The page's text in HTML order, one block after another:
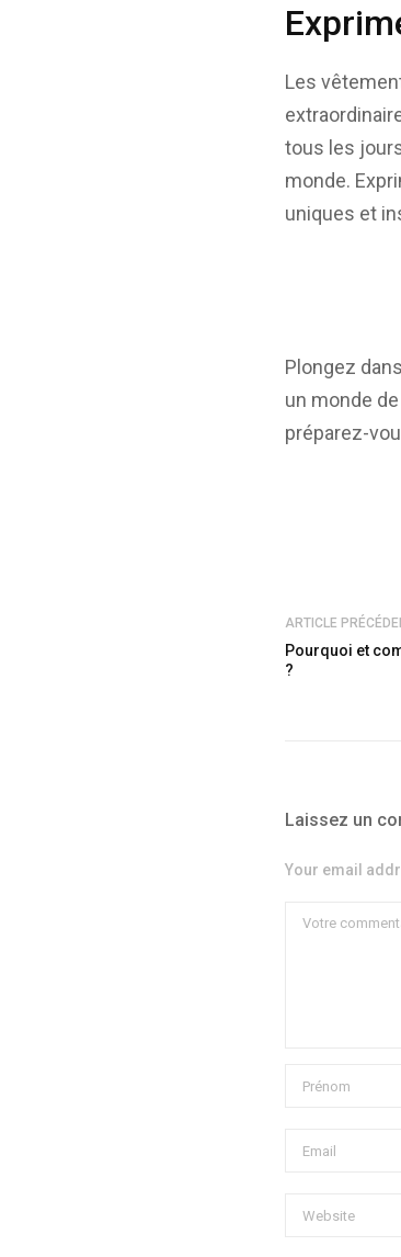
Les
tous les
monde.
uniques et
Plongez
un monde
préparez-
ARTICLE
Pourquoi et
?
Laissez un
Your email